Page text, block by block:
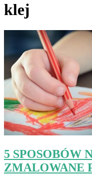
klej
5 SPOSOBÓW
ZMALOWANE